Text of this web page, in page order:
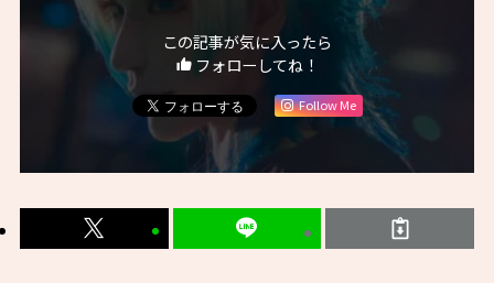
この記事が気に入ったら
フォローしてね！
Follow Me